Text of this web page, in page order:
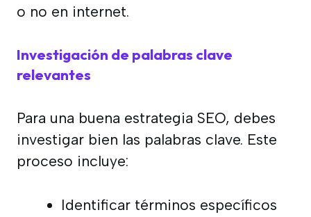
o no en internet.
Investigación de palabras clave
relevantes
Para una buena estrategia SEO, debes
investigar bien las palabras clave. Este
proceso incluye:
Identificar términos específicos